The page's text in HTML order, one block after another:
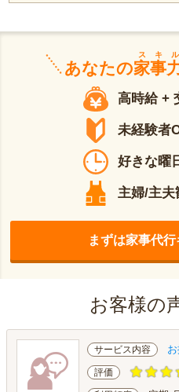
あなたの家事
スキル
高時給 +
未経験者
好きな曜
主婦/主夫
まずは家事代
お客様の
サービス内容
評価